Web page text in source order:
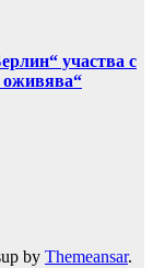
участва с
оживява“
by Themeansar.